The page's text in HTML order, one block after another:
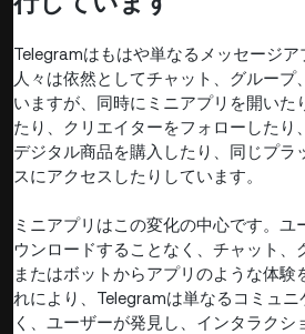
Telegramはもはや単なるメッセージア
人々は依然としてチャット、グループ
いますが、同時にミニアプリを開いた
たり、クリエイターをフォローしたり
デジタル商品を購入したり、同じプラ
スにアクセスしたりしています。
ミニアプリはこの変化の中心です。ユ
ウンロードすることなく、チャット、
またはボットからアプリのような体験
れにより、Telegramは単なるコミュ
く、ユーザーが発見し、インタラクシ